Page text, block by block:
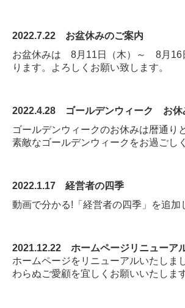
2022.7.22 お盆休みのご案内
お盆休みは 8月11日（木）～ 8月16
ります。よろしくお願い致します。
2022.4.28 ゴールデンウィーク お休
ゴールデンウィークのお休みは暦通り
素敵なゴールデンウィークをお過ごし
2022.1.17 経営者の四季
動画で分かる!「経営者の四季」を追加
2021.12.22 ホームページリニューア
ホームページをリニューアルいたしま
わらぬご愛顧を宜しくお願いいたします